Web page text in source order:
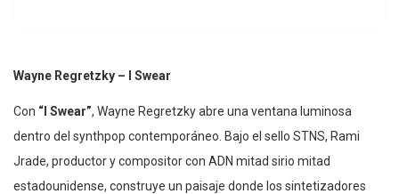
Wayne Regretzky – I Swear
Con “I Swear”, Wayne Regretzky abre una ventana luminosa
dentro del synthpop contemporáneo. Bajo el sello STNS, Rami
Jrade, productor y compositor con ADN mitad sirio mitad
estadounidense, construye un paisaje donde los sintetizadores